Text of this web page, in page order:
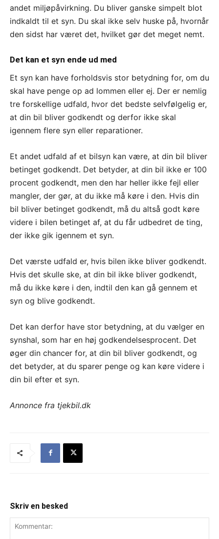
andet miljøpåvirkning. Du bliver ganske simpelt blot
indkaldt til et syn. Du skal ikke selv huske på, hvornår
den sidst har været det, hvilket gør det meget nemt.
Det kan et syn ende ud med
Et syn kan have forholdsvis stor betydning for, om du
skal have penge op ad lommen eller ej. Der er nemlig
tre forskellige udfald, hvor det bedste selvfølgelig er,
at din bil bliver godkendt og derfor ikke skal
igennem flere syn eller reparationer.
Et andet udfald af et bilsyn kan være, at din bil bliver
betinget godkendt. Det betyder, at din bil ikke er 100
procent godkendt, men den har heller ikke fejl eller
mangler, der gør, at du ikke må køre i den. Hvis din
bil bliver betinget godkendt, må du altså godt køre
videre i bilen betinget af, at du får udbedret de ting,
der ikke gik igennem et syn.
Det værste udfald er, hvis bilen ikke bliver godkendt.
Hvis det skulle ske, at din bil ikke bliver godkendt,
må du ikke køre i den, indtil den kan gå gennem et
syn og blive godkendt.
Det kan derfor have stor betydning, at du vælger en
synshal, som har en høj godkendelsesprocent. Det
øger din chancer for, at din bil bliver godkendt, og
det betyder, at du sparer penge og kan køre videre i
din bil efter et syn.
Annonce fra tjekbil.dk
Skriv en besked